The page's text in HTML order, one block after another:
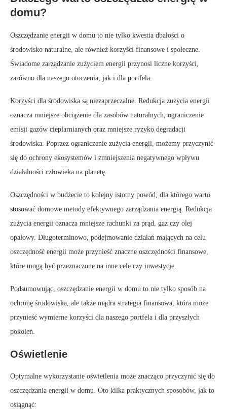
domu?
Oszczędzanie energii w domu to nie tylko kwestia dbałości o
środowisko naturalne, ale również korzyści finansowe i społeczne.
Świadome zarządzanie zużyciem energii przynosi liczne korzyści,
zarówno dla naszego otoczenia, jak i dla portfela.
Korzyści dla środowiska są niezaprzeczalne. Redukcja zużycia energii
oznacza mniejsze obciążenie dla zasobów naturalnych, ograniczenie
emisji gazów cieplarnianych oraz mniejsze ryzyko degradacji
środowiska. Poprzez ograniczenie zużycia energii, możemy przyczynić
się do ochrony ekosystemów i zmniejszenia negatywnego wpływu
działalności człowieka na planetę.
Oszczędności w budżecie to kolejny istotny powód, dla którego warto
stosować domowe metody efektywnego zarządzania energią. Redukcja
zużycia energii oznacza mniejsze rachunki za prąd, gaz czy olej
opałowy. Długoterminowo, podejmowanie działań mających na celu
oszczędność energii może przynieść znaczne oszczędności finansowe,
które mogą być przeznaczone na inne cele czy inwestycje.
Podsumowując, oszczędzanie energii w domu to nie tylko sposób na
ochronę środowiska, ale także mądra strategia finansowa, która może
przynieść wymierne korzyści dla naszego portfela i dla przyszłych
pokoleń.
Oświetlenie
Optymalne wykorzystanie oświetlenia może znacząco przyczynić się do
oszczędzania energii w domu. Oto kilka praktycznych sposobów, jak to
osiągnąć: